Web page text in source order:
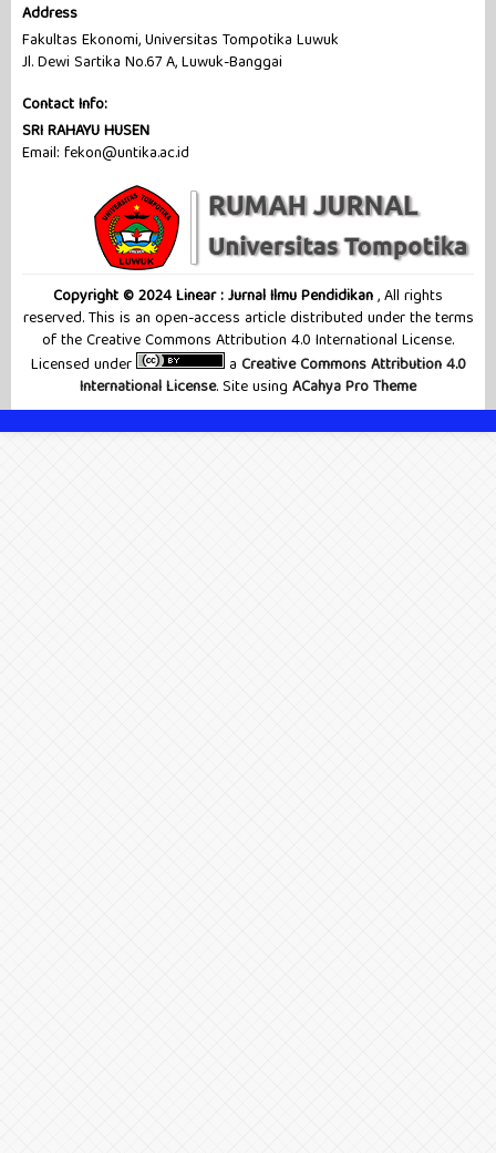
Address
Fakultas Ekonomi, Universitas Tompotika Luwuk
Jl. Dewi Sartika No.67 A, Luwuk-Banggai
Contact Info:
SRI RAHAYU HUSEN
Email: fekon@untika.ac.id
Copyright © 2024 Linear : Jurnal Ilmu Pendidikan, All rights
reserved. This is an open-access article distributed under the terms
of the Creative Commons Attribution 4.0 International License.
Licensed under
a Creative Commons Attribution 4.0
International License. Site using ACahya Pro Theme